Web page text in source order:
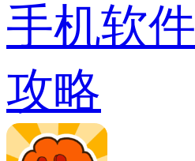
手机软件
攻略